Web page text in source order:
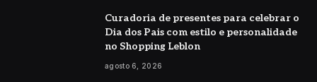
Curadoria de presentes para celebrar o
Dia dos Pais com estilo e personalidade
no Shopping Leblon
agosto 6, 2026